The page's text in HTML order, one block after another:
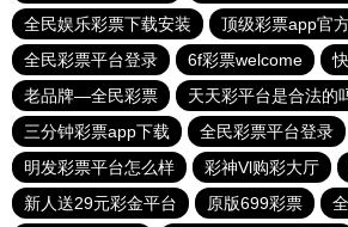
全民娱乐彩票下载安装
顶级彩票app官
全民彩票平台登录
6f彩票welcome
老品牌—全民彩票
天天彩平台是合法的
三分钟彩票app下载
全民彩票平台登录
明发彩票平台怎么样
彩神Vl购彩大厅
新人送29元彩金平台
原版699彩票